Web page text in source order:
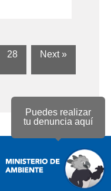
Puedes realizar
tu denuncia aquí
28 Next »